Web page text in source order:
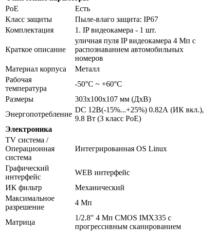
PoE
Есть
Класс защиты
Пыле-влаго защита: IP67
Комплектация
1. IP видеокамера - 1 шт.
Краткое описание
уличная пуля IP видеокамера 4 Мп с
распознаванием автомобильных
номеров
Материал корпуса
Металл
Рабочая
температура
-50°С ~ +60°С
Размеры
303x100х107 мм (ДхВ)
Энергопотребление
DC 12В(-15%...+25%) 0.82А (ИК вкл.),
9.8 Вт (3 класс PoE)
Электроника
TV система /
Операционная
система
Интегрированная OS Linux
Графический
интерфейс
WEB интерфейс
ИК фильтр
Механический
Максимальное
разрешение
4 Мп
Матрица
1/2.8" 4 Мп CMOS IMX335 с
прогрессивным сканированием